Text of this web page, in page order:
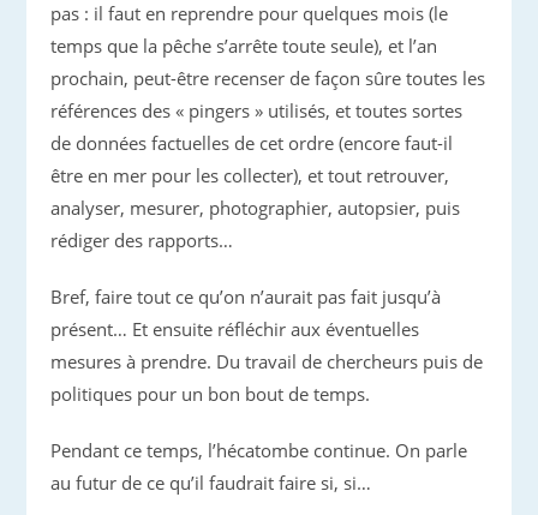
pas : il faut en reprendre pour quelques mois (le
temps que la pêche s’arrête toute seule), et l’an
prochain, peut-être recenser de façon sûre toutes les
références des « pingers » utilisés, et toutes sortes
de données factuelles de cet ordre (encore faut-il
être en mer pour les collecter), et tout retrouver,
analyser, mesurer, photographier, autopsier, puis
rédiger des rapports…
Bref, faire tout ce qu’on n’aurait pas fait jusqu’à
présent… Et ensuite réfléchir aux éventuelles
mesures à prendre. Du travail de chercheurs puis de
politiques pour un bon bout de temps.
Pendant ce temps, l’hécatombe continue. On parle
au futur de ce qu’il faudrait faire si, si…